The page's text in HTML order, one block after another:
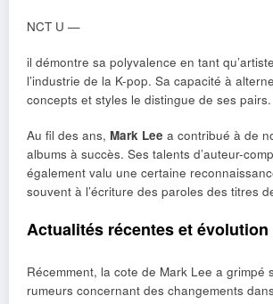
NCT U —
il démontre sa polyvalence en tant
l’industrie de la K-pop. Sa capacité à
concepts et styles le distingue de ses pairs.
Au fil des ans, Mark Lee a contribué à de
albums à succès. Ses talents d’auteur-
également valu une certaine
souvent à l’écriture des paroles des titres
Actualités récentes et
Récemment, la cote de Mark Lee a grimpé
rumeurs concernant des changements